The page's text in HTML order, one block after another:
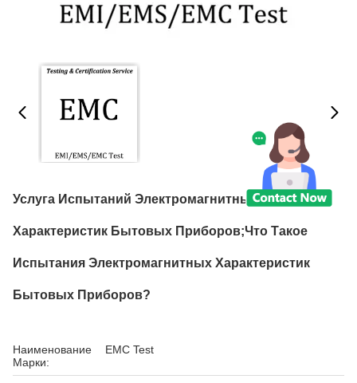
Услуга Испытаний Электромагнитных
Характеристик Бытовых Приборов;Что Такое
Испытания Электромагнитных Характеристик
Бытовых Приборов?
Наименование
Марки:
EMC Test